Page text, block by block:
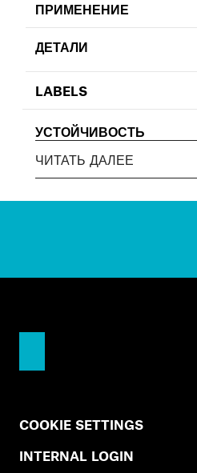
ПРИМЕНЕНИЕ
ДЕТАЛИ
LABELS
УСТОЙЧИВОСТЬ
ЧИТАТЬ ДАЛЕЕ
COOKIE SETTINGS
INTERNAL LOGIN